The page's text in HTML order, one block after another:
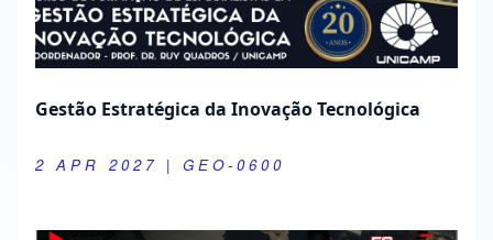
Gestão Estratégica da Inovação Tecnológica
2 APR 2027 | GEO-0600